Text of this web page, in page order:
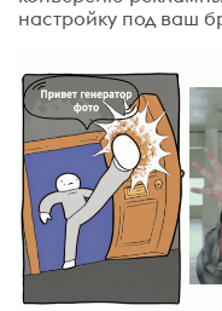
настройку под ваш